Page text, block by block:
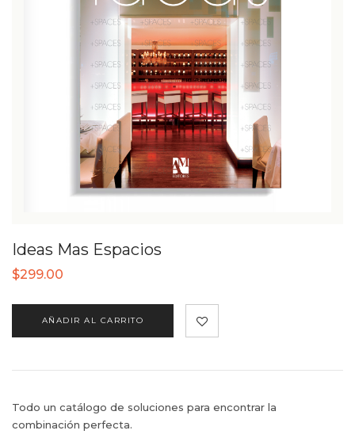
Ideas Mas Espacios
$299.00
AÑADIR AL CARRITO
Todo un catálogo de soluciones para encontrar la
combinación perfecta.